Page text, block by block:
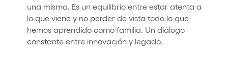
una misma. Es un equilibrio entre estar atenta a
lo que viene y no perder de vista todo lo que
hemos aprendido como familia. Un diálogo
constante entre innovación y legado.